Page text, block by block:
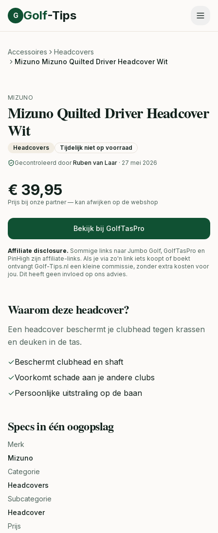
Direct naar inhoud
G Golf-Tips
Accessoires
Headcovers
Mizuno Mizuno Quilted Driver Headcover Wit
MIZUNO
Mizuno Quilted Driver Headcover
Wit
Headcovers Tijdelijk niet op voorraad
Gecontroleerd door Ruben van Laar · 27 mei 2026
€ 39,95
Prijs bij onze partner — kan afwijken op de webshop
Bekijk bij GolfTasPro
Affiliate disclosure. Sommige links naar Jumbo Golf, GolfTasPro en
PinHigh zijn affiliate-links. Als je via zo'n link iets koopt of boekt
ontvangt Golf-Tips.nl een kleine commissie, zonder extra kosten voor
jou. Dit heeft geen invloed op ons advies.
Waarom dezeheadcover?
Een headcover beschermt je clubhead tegen krassen
en deuken in de tas.
✓Beschermt clubhead en shaft
✓Voorkomt schade aan je andere clubs
✓Persoonlijke uitstraling op de baan
Specs in één oogopslag
Merk
Mizuno
Categorie
Headcovers
Subcategorie
Headcover
Prijs